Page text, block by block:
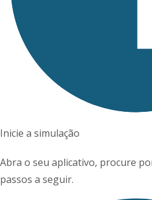
Inicie a simulação
Abra o seu aplicativo, procure
passos a seguir.